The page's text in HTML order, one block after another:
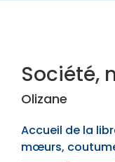
Société,
Olizane
Accueil de la
mœurs,